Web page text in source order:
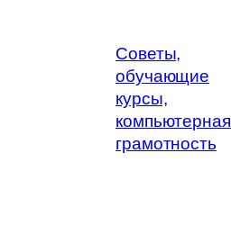
содержимомуСоветы,
обучающие
курсы,
компьютерная
грамотность